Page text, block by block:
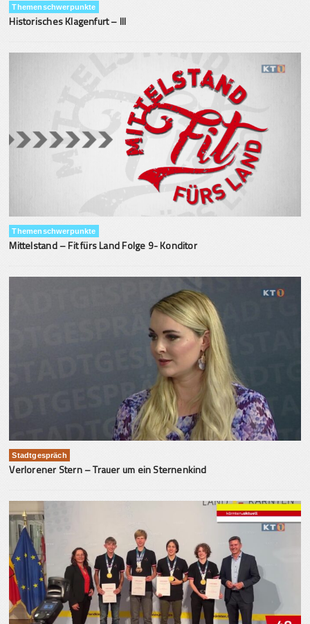
Themenschwerpunkte
Historisches Klagenfurt – III
Themenschwerpunkte
Mittelstand – Fit fürs Land Folge 9- Konditor
Stadtgespräch
Verlorener Stern – Trauer um ein Sternenkind